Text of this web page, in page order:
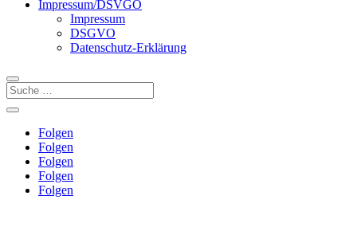
Impressum/DSVGO
Impressum
DSGVO
Datenschutz-Erklärung
Folgen
Folgen
Folgen
Folgen
Folgen